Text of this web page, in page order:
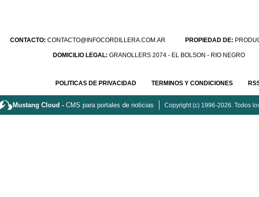
CONTACTO: CONTACTO@INFOCORDILLERA.COM.AR PROPIEDAD DE:
DOMICILIO LEGAL:GRANOLLERS 2074 - EL BOLSON - RIO NEGRO
POLITICAS DE PRIVACIDAD TERMINOS Y CONDICIONES
Mustang Cloud - CMS para portales de noticias Copyright (c) 1996-2026. Todos